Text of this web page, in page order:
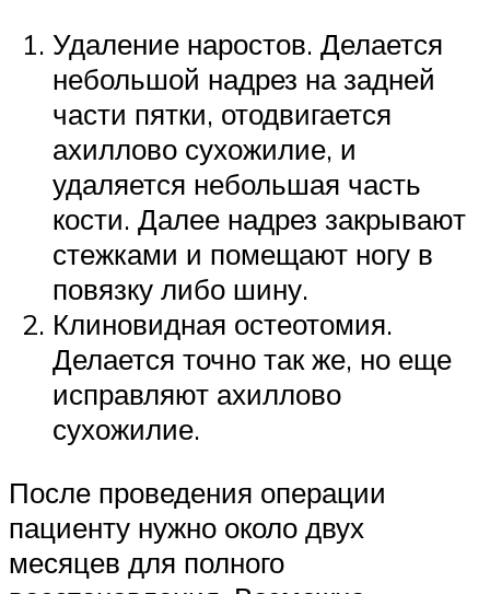
Удаление наростов. Делается
небольшой надрез на задней
части пятки, отодвигается
ахиллово сухожилие, и
удаляется небольшая часть
кости. Далее надрез закрывают
стежками и помещают ногу в
повязку либо шину.
Клиновидная остеотомия.
Делается точно так же, но еще
исправляют ахиллово
сухожилие.
После проведения операции
пациенту нужно около двух
месяцев для полного